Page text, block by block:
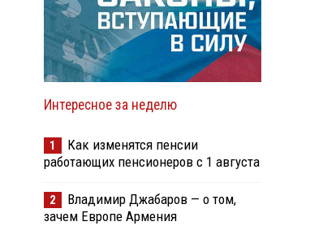
Интересное за неделю
1
Как изменятся пенсии
работающих пенсионеров с 1 августа
2
Владимир Джабаров — о том,
зачем Европе Армения